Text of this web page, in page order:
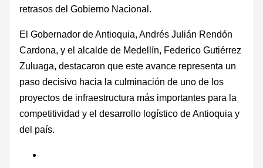
retrasos del Gobierno Nacional.
El Gobernador de Antioquia, Andrés Julián Rendón
Cardona, y el alcalde de Medellín, Federico Gutiérrez
Zuluaga, destacaron que este avance representa un
paso decisivo hacia la culminación de uno de los
proyectos de infraestructura más importantes para la
competitividad y el desarrollo logístico de Antioquia y
del país.